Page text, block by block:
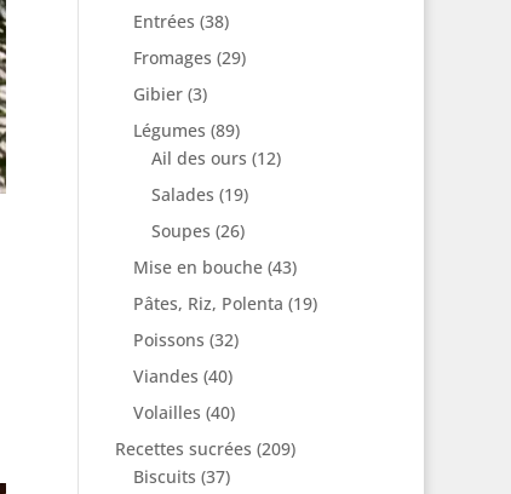
Entrées (38)
Fromages (29)
Gibier(3)
Légumes (89)
Ail des ours (12)
Salades (19)
Soupes (26)
Mise en bouche(43)
Pâtes, Riz, Polenta (19)
Poissons (32)
Viandes (40)
Volailles (40)
Recettes sucrées (209)
Biscuits (37)